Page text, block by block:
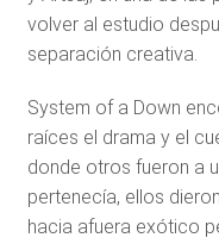
volver al estudio
separación creativa.
System of a Down
raíces el drama y el
donde otros fueron a
pertenecía, ellos
hacia afuera exótico